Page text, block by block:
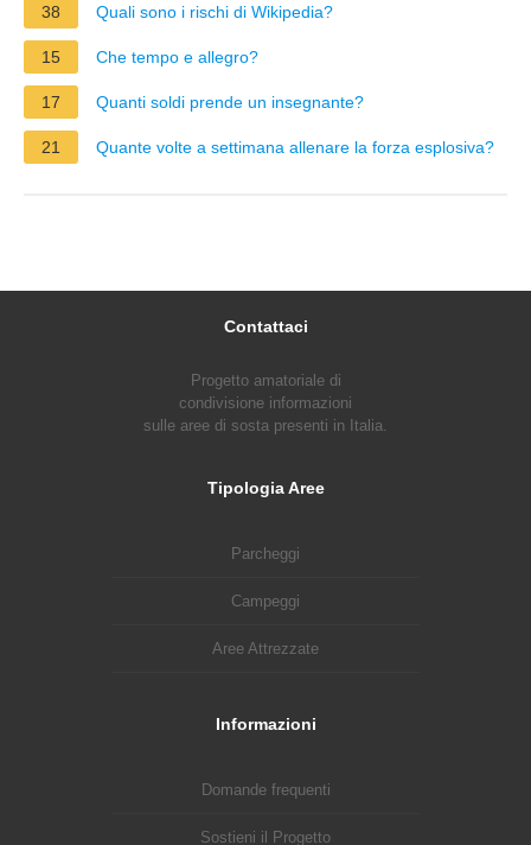
38 Quali sono i rischi di Wikipedia?
15 Che tempo e allegro?
17 Quanti soldi prende un insegnante?
21 Quante volte a settimana allenare la forza esplosiva?
Contattaci
Progetto amatoriale di
condivisione informazioni
sulle aree di sosta presenti in Italia.
Tipologia Aree
Parcheggi
Campeggi
Aree Attrezzate
Informazioni
Domande frequenti
Sostieni il Progetto